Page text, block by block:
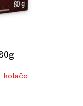
kolače